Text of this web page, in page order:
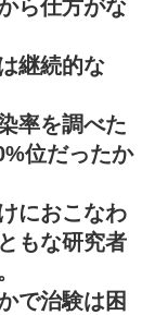
ら仕方がな
継続的な
率を調べた
位だったか
におこなわ
もな研究者
で治験は困